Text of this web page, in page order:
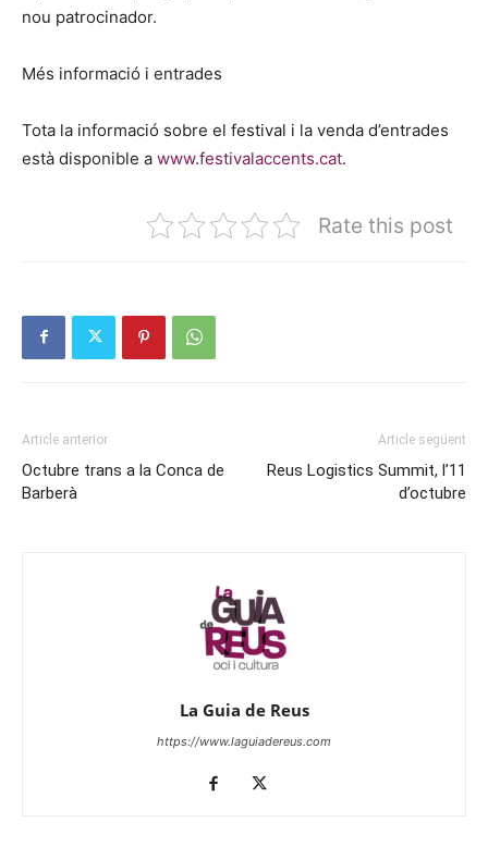
nou patrocinador.
Més informació i entrades
Tota la informació sobre el festival i la venda d’entrades
està disponible a www.festivalaccents.cat.
Rate this post
Article anterior
Octubre trans a la Conca de
Barberà
Article següent
Reus Logistics Summit, l’11
d’octubre
La Guia de Reus
https://www.laguiadereus.com